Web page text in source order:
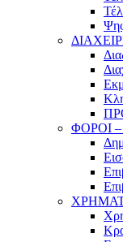
ΦΟΡΟΙ